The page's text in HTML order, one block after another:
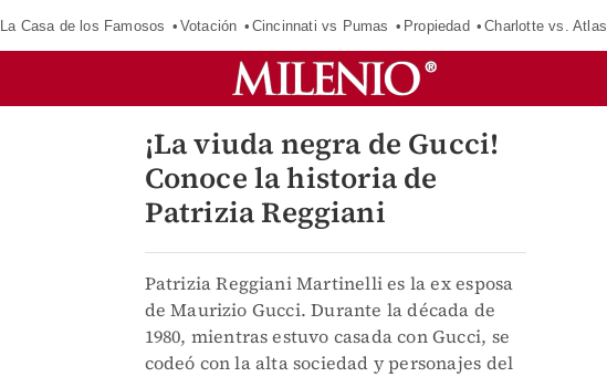
La Casa de los Famosos Votación Cincinnati vs Pumas Propiedad Charlotte vs. Atlas
¡La viuda negra de Gucci!
Conoce la historia de
Patrizia Reggiani
Patrizia Reggiani Martinelli es la ex esposa
de Maurizio Gucci. Durante la década de
1980, mientras estuvo casada con Gucci, se
codeó con la alta sociedad y personajes del